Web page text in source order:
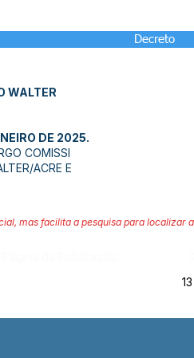
Decreto
WALTER
DE 2025.
COMISSI
ACRE E
mas facilita a pesquisa para localizar